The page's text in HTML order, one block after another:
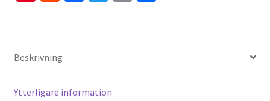
es
t
di
t
k
Beskrivning
Ytterligare information